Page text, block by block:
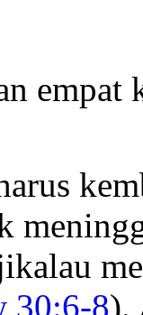
empat
30:6-8).